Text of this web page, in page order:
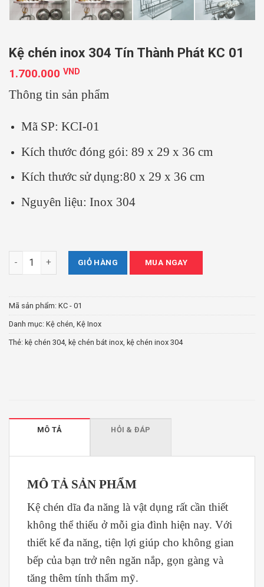
Kệ chén inox 304 Tín Thành Phát KC 01
1.700.000 VND
Thông tin sản phẩm
Mã SP: KCI-01
Kích thước đóng gói: 89 x 29 x 36 cm
Kích thước sử dụng:80 x 29 x 36 cm
Nguyên liệu: Inox 304
Kệ chén inox 304 Tín Thành Phát KC 01 số lượng
GIỎ HÀNG MUA NGAY
Mã sản phẩm: KC - 01
Danh mục: Kệ chén Kệ Inox
Thẻ: kệ chén 304, kệ chén bát inox kệ chén inox 304
MÔ TẢ HỎI & ĐÁP
MÔ TẢ SẢN PHẨM
Kệ chén dĩa đa năng là vật dụng rất cần thiết
không thể thiếu ở mỗi gia đình hiện nay. Với
thiết kế đa năng, tiện lợi giúp cho không gian
bếp của bạn trở nên ngăn nắp, gọn gàng và
tăng thêm tính thẩm mỹ.